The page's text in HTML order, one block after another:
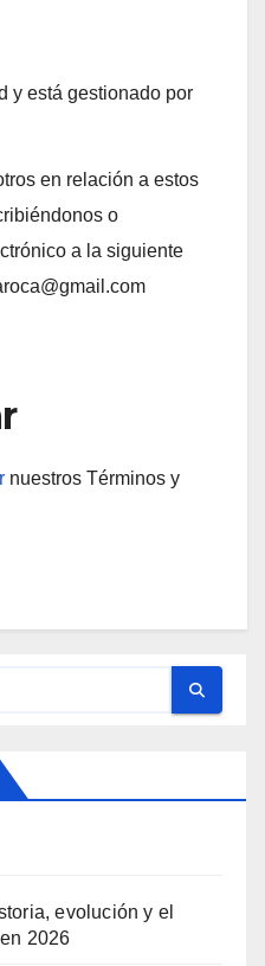
y está gestionado por
en relación a estos
o
a la siguiente
nuestros Términos y
evolución y el
2026